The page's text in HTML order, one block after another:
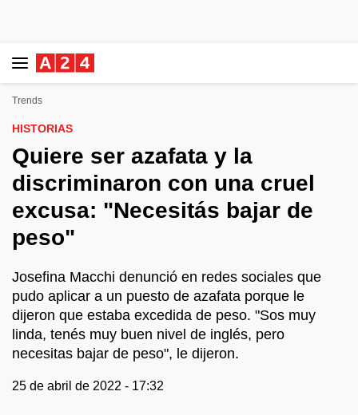
Trends
HISTORIAS
Quiere ser azafata y la
discriminaron con una cruel
excusa: "Necesitás bajar de
peso"
Josefina Macchi denunció en redes sociales que
pudo aplicar a un puesto de azafata porque le
dijeron que estaba excedida de peso. "Sos muy
linda, tenés muy buen nivel de inglés, pero
necesitas bajar de peso", le dijeron.
25 de abril de 2022 - 17:32